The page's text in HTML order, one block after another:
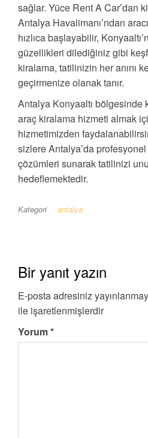
sağlar. Yüce Rent A Car’dan
Antalya Havalimanı’ndan
hızlıca başlayabilir,
güzellikleri dilediğiniz gibi
kiralama, tatilinizin her anını
geçirmenize olanak tanır.
Antalya Konyaaltı
araç kiralama hizmeti almak
hizmetimizden
sizlere Antalya’da
çözümleri sunarak tatilinizi
hedeflemektedir.
Kategori antalya
Bir yanıt yazın
E-posta adresiniz
ile işaretlenmişlerdir
Yorum*